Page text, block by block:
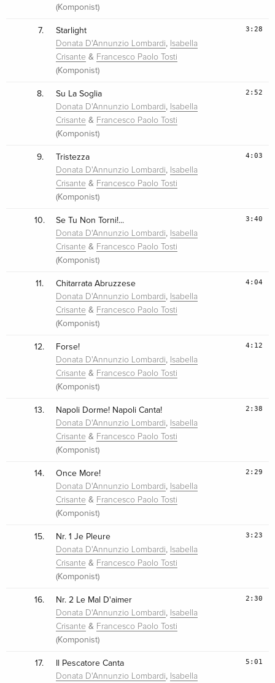
(Komponist)
7. Starlight
Donata D'Annunzio Lombardi, Isabella
Crisante & Francesco Paolo Tosti
(Komponist)
3:28
8. Su La Soglia
Donata D'Annunzio Lombardi, Isabella
Crisante & Francesco Paolo Tosti
(Komponist)
2:52
9. Tristezza
Donata D'Annunzio Lombardi, Isabella
Crisante & Francesco Paolo Tosti
(Komponist)
4:03
10. Se Tu Non Torni!...
Donata D'Annunzio Lombardi, Isabella
Crisante & Francesco Paolo Tosti
(Komponist)
3:40
11. Chitarrata Abruzzese
Donata D'Annunzio Lombardi, Isabella
Crisante & Francesco Paolo Tosti
(Komponist)
4:04
12. Forse!
Donata D'Annunzio Lombardi, Isabella
Crisante & Francesco Paolo Tosti
(Komponist)
4:12
13. Napoli Dorme! Napoli Canta!
Donata D'Annunzio Lombardi, Isabella
Crisante & Francesco Paolo Tosti
(Komponist)
2:38
14. Once More!
Donata D'Annunzio Lombardi, Isabella
Crisante & Francesco Paolo Tosti
(Komponist)
2:29
15. Nr. 1 Je Pleure
Donata D'Annunzio Lombardi, Isabella
Crisante & Francesco Paolo Tosti
(Komponist)
3:23
16. Nr. 2 Le Mal D'aimer
Donata D'Annunzio Lombardi, Isabella
Crisante & Francesco Paolo Tosti
(Komponist)
2:30
17. Il Pescatore Canta
Donata D'Annunzio Lombardi, Isabella
5:01